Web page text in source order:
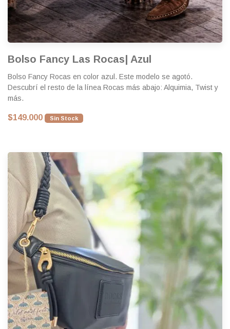
Bolso Fancy Las Rocas| Azul
Bolso Fancy Rocas en color azul. Este modelo se agotó.
Descubrí el resto de la línea Rocas más abajo: Alquimia, Twist y
más.
$149.000 Sin Stock